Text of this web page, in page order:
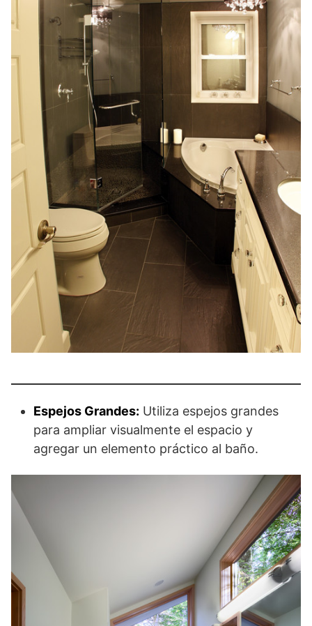
Espejos Grandes: Utiliza espejos grandes
para ampliar visualmente el espacio y
agregar un elemento práctico al baño.